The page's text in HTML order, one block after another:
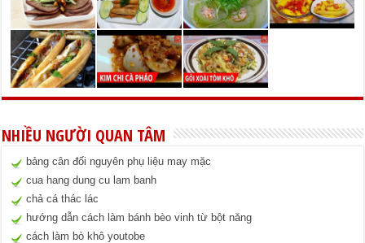
NHIỀU NGƯỜI QUAN TÂM
bảng cân đối nguyên phụ liệu may mặc
cua hang dung cu lam banh
chả cá thác lác
hướng dẫn cách làm bánh bèo vinh từ bột năng
cách làm bò khô youtobe